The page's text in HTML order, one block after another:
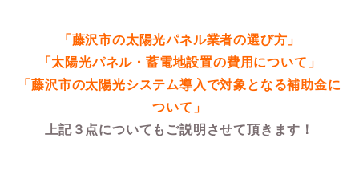
「藤沢市の太陽光パネル業者の選び方」
「太陽光パネル・蓄電地設置の費用について」
「藤沢市の太陽光システム導入で対象となる補助金に
ついて」
上記３点についてもご説明させて頂きます！